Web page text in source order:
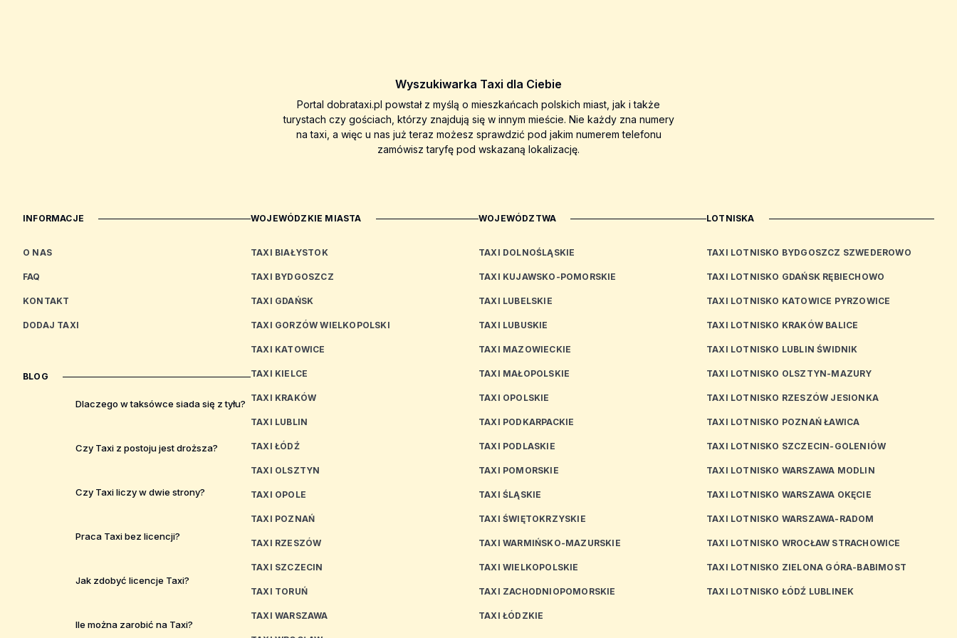
Wyszukiwarka Taxi dla Ciebie
Portal dobrataxi.pl powstał z myślą o mieszkańcach polskich miast, jak i także
turystach czy gościach, którzy znajdują się w innym mieście. Nie każdy zna numery
na taxi, a więc u nas już teraz możesz sprawdzić pod jakim numerem telefonu
zamówisz taryfę pod wskazaną lokalizację.
INFORMACJE
O NAS
FAQ
KONTAKT
DODAJ TAXI
BLOG
Dlaczego w taksówce siada się z tyłu?
Czy Taxi z postoju jest droższa?
Czy Taxi liczy w dwie strony?
Praca Taxi bez licencji?
Jak zdobyć licencje Taxi?
Ile można zarobić na Taxi?
WOJEWÓDZKIE MIASTA
TAXI BIAŁYSTOK
TAXI BYDGOSZCZ
TAXI GDAŃSK
TAXI GORZÓW WIELKOPOLSKI
TAXI KATOWICE
TAXI KIELCE
TAXI KRAKÓW
TAXI LUBLIN
TAXI ŁÓDŹ
TAXI OLSZTYN
TAXI OPOLE
TAXI POZNAŃ
TAXI RZESZÓW
TAXI SZCZECIN
TAXI TORUŃ
TAXI WARSZAWA
WOJEWÓDZTWA
TAXI DOLNOŚLĄSKIE
TAXI KUJAWSKO-POMORSKIE
TAXI LUBELSKIE
TAXI LUBUSKIE
TAXI MAZOWIECKIE
TAXI MAŁOPOLSKIE
TAXI OPOLSKIE
TAXI PODKARPACKIE
TAXI PODLASKIE
TAXI POMORSKIE
TAXI ŚLĄSKIE
TAXI ŚWIĘTOKRZYSKIE
TAXI WARMIŃSKO-MAZURSKIE
TAXI WIELKOPOLSKIE
TAXI ZACHODNIOPOMORSKIE
TAXI ŁÓDZKIE
LOTNISKA
TAXI LOTNISKO BYDGOSZCZ SZWEDEROWO
TAXI LOTNISKO GDAŃSK RĘBIECHOWO
TAXI LOTNISKO KATOWICE PYRZOWICE
TAXI LOTNISKO KRAKÓW BALICE
TAXI LOTNISKO LUBLIN ŚWIDNIK
TAXI LOTNISKO OLSZTYN-MAZURY
TAXI LOTNISKO RZESZÓW JESIONKA
TAXI LOTNISKO POZNAŃ ŁAWICA
TAXI LOTNISKO SZCZECIN-GOLENIÓW
TAXI LOTNISKO WARSZAWA MODLIN
TAXI LOTNISKO WARSZAWA OKĘCIE
TAXI LOTNISKO WARSZAWA-RADOM
TAXI LOTNISKO WROCŁAW STRACHOWICE
TAXI LOTNISKO ZIELONA GÓRA-BABIMOST
TAXI LOTNISKO ŁÓDŹ LUBLINEK